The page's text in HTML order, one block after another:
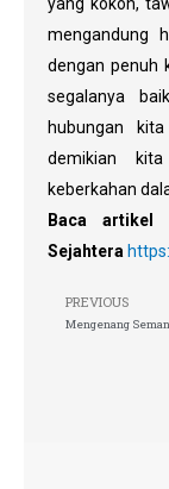
mengandung
dengan penuh
segalanya
hubungan
demikian
keberkahan
Baca artikel
Sejahtera
PREVIOUS